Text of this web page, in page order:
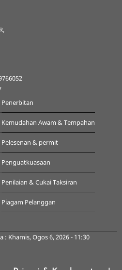
Penerbitan
Kemudahan Awam & Tempahan
Pelesenan & permit
Penguatkuasaan
Penilaian & Cukai Taksiran
Piagam Pelanggan
Khamis, Ogos 6, 2026 - 11:30